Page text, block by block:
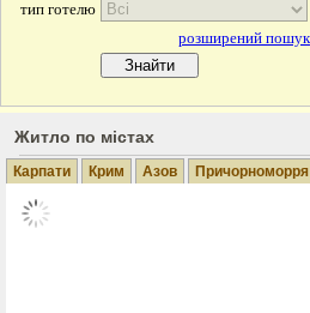
Житло по містах
Карпати Крим Азов Причорноморря